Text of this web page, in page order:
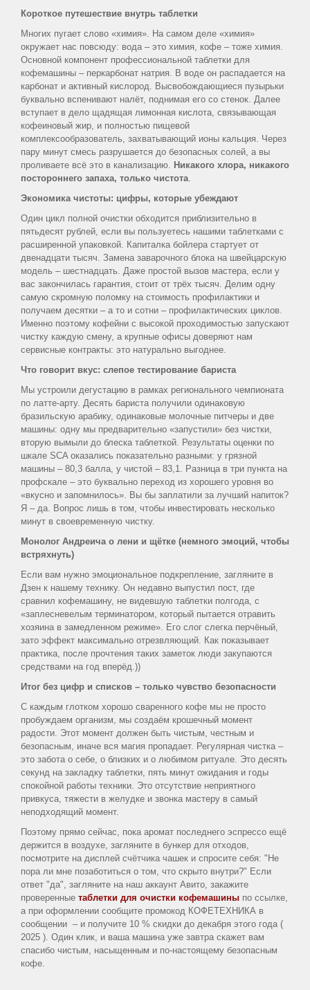
Короткое путешествие внутрь таблетки
Многих пугает слово «химия». На самом деле «химия»
окружает нас повсюду: вода – это химия, кофе – тоже химия.
Основной компонент профессиональной таблетки для
кофемашины – перкарбонат натрия. В воде он распадается на
карбонат и активный кислород. Высвобождающиеся пузырьки
буквально вспенивают налёт, поднимая его со стенок. Далее
вступает в дело щадящая лимонная кислота, связывающая
кофеиновый жир, и полностью пищевой
комплексообразователь, захватывающий ионы кальция. Через
пару минут смесь разрушается до безопасных солей, а вы
проливаете всё это в канализацию. Никакого хлора, никакого
постороннего запаха, только чистота.
Экономика чистоты: цифры, которые убеждают
Один цикл полной очистки обходится приблизительно в
пятьдесят рублей, если вы пользуетесь нашими таблетками с
расширенной упаковкой. Капиталка бойлера стартует от
двенадцати тысяч. Замена заварочного блока на швейцарскую
модель – шестнадцать. Даже простой вызов мастера, если у
вас закончилась гарантия, стоит от трёх тысяч. Делим одну
самую скромную поломку на стоимость профилактики и
получаем десятки – а то и сотни – профилактических циклов.
Именно поэтому кофейни с высокой проходимостью запускают
чистку каждую смену, а крупные офисы доверяют нам
сервисные контракты: это натурально выгоднее.
Что говорит вкус: слепое тестирование бариста
Мы устроили дегустацию в рамках регионального чемпионата
по латте-арту. Десять бариста получили одинаковую
бразильскую арабику, одинаковые молочные питчеры и две
машины: одну мы предварительно «запустили» без чистки,
вторую вымыли до блеска таблеткой. Результаты оценки по
шкале SCA оказались показательно разными: у грязной
машины – 80,3 балла, у чистой – 83,1. Разница в три пункта на
профскале – это буквально переход из хорошего уровня во
«вкусно и запомнилось». Вы бы заплатили за лучший напиток?
Я – да. Вопрос лишь в том, чтобы инвестировать несколько
минут в своевременную чистку.
Монолог Андреича о лени и щётке (немного эмоций, чтобы
встряхнуть)
Если вам нужно эмоциональное подкрепление, загляните в
Дзен к нашему технику. Он недавно выпустил пост, где
сравнил кофемашину, не видевшую таблетки полгода, с
«заплесневелым терминатором, который пытается отравить
хозяина в замедленном режиме». Его слог слегка перчёный,
зато эффект максимально отрезвляющий. Как показывает
практика, после прочтения таких заметок люди закупаются
средствами на год вперёд.))
Итог без цифр и списков – только чувство безопасности
С каждым глотком хорошо сваренного кофе мы не просто
пробуждаем организм, мы создаём крошечный момент
радости. Этот момент должен быть чистым, честным и
безопасным, иначе вся магия пропадает. Регулярная чистка –
это забота о себе, о близких и о любимом ритуале. Это десять
секунд на закладку таблетки, пять минут ожидания и годы
спокойной работы техники. Это отсутствие неприятного
привкуса, тяжести в желудке и звонка мастеру в самый
неподходящий момент.
Поэтому прямо сейчас, пока аромат последнего эспрессо ещё
держится в воздухе, загляните в бункер для отходов,
посмотрите на дисплей счётчика чашек и спросите себя: "Не
пора ли мне позаботиться о том, что скрыто внутри?" Если
ответ "да", загляните на наш аккаунт Авито, закажите
проверенные таблетки для очистки кофемашины по ссылке,
а при оформлении сообщите промокод КОФЕТЕХНИКА в
сообщении – и получите 10 % скидки до декабря этого года (
2025 ). Один клик, и ваша машина уже завтра скажет вам
спасибо чистым, насыщенным и по-настоящему безопасным
кофе.